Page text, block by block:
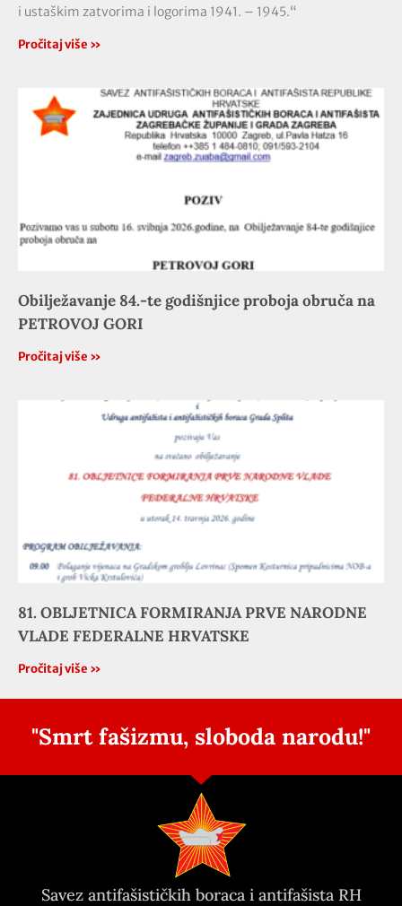
i ustaškim zatvorima i logorima 1941. – 1945.“
Pročitaj više »
Obilježavanje 84.-te godišnjice proboja obruča na
PETROVOJ GORI
Pročitaj više »
81. OBLJETNICA FORMIRANJA PRVE NARODNE
VLADE FEDERALNE HRVATSKE
Pročitaj više »
"Smrt fašizmu, sloboda narodu!"
Savez antifašističkih boraca i antifašista RH